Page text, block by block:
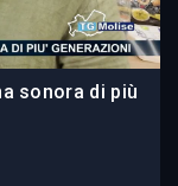
sonora di più